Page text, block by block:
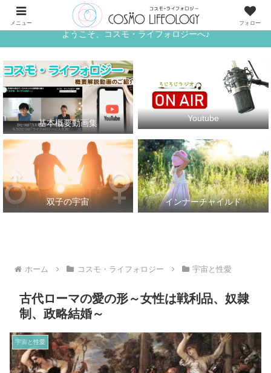
《ワタシ》と《アナタ》がめぐる、宇宙的な恋人たちの世界へ
ようこそ、コスモ・ライフォロジーへ♪
基本概要動画集
Youtube
双子の宇宙 インナーチャイルド
ホーム コスモ・ライフォロジー 宇宙と性愛
古代ローマの愛の形～女性は戦利品、奴隷
制、政略結婚～
宇宙と性愛
メニュー フォロー